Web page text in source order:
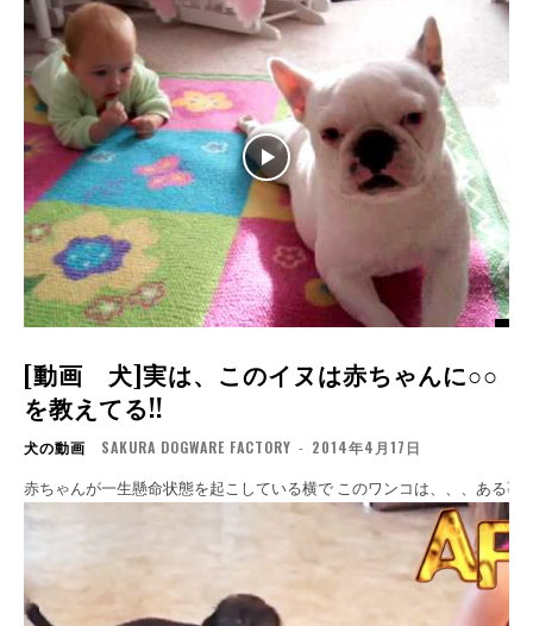
[動画 犬]実は、このイヌは赤ちゃんに○○
を教えてる!!
犬の動画 SAKURA DOGWARE FACTORY - 2014年4月17日
赤ちゃんが一生懸命状態を起こしている横で このワンコ